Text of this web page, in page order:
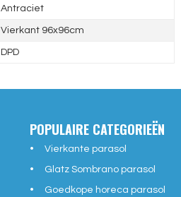
Antraciet
Vierkant 96x96cm
DPD
POPULAIRE CATEGORIEËN
Vierkante parasol
Glatz Sombrano parasol
Goedkope horeca parasol